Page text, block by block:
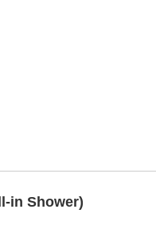
in Shower)